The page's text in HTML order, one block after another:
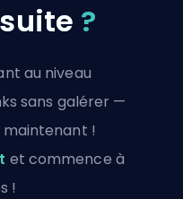
suite ?
au niveau
sans galérer —
!
et commence à
!